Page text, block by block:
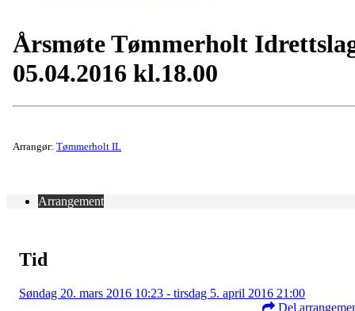
Årsmøte Tømmerholt
05.04.2016 kl.18.00
Arrangør: Tømmerholt IL
Arrangement
Tid
Søndag 20. mars 2016 10:23 - tirsdag 5. april 2016 21:00
Del